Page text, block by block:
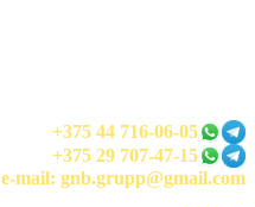
+375 44 716-06-05
+375 29 707-47-15
e-mail: gnb.grupp@gmail.com